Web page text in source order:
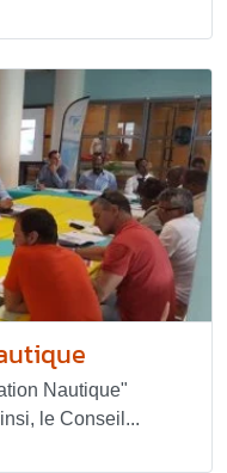
Nautique"
le Conseil...